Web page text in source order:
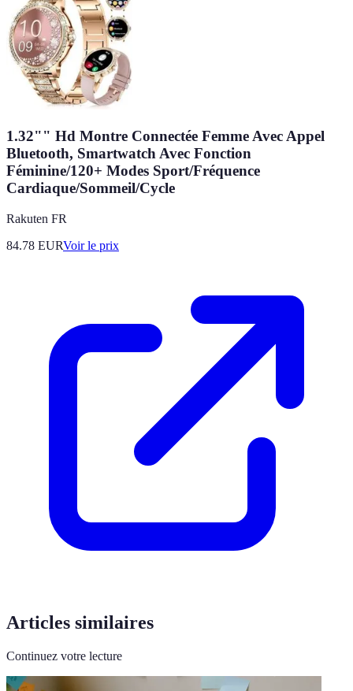
1.32"" Hd Montre Connectée Femme Avec Appel
Bluetooth, Smartwatch Avec Fonction
Féminine/120+ Modes Sport/Fréquence
Cardiaque/Sommeil/Cycle
Rakuten FR
84.78 EURVoir le prix
Articles similaires
Continuez votre lecture